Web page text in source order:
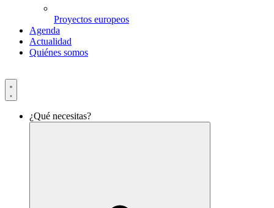
Proyectos europeos
Agenda
Actualidad
Quiénes somos
¿Qué necesitas?